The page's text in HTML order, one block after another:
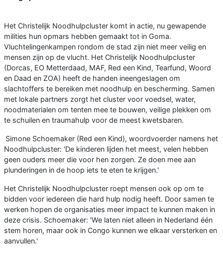
Het Christelijk Noodhulpcluster komt in actie, nu gewapende
milities hun opmars hebben gemaakt tot in Goma.
Vluchtelingenkampen rondom de stad zijn niet meer veilig en
mensen zijn op de vlucht. Het Christelijk Noodhulpcluster
(Dorcas, EO Metterdaad, MAF, Red een Kind, Tearfund, Woord
en Daad en ZOA) heeft de handen ineengeslagen om
slachtoffers te bereiken met noodhulp en bescherming. Samen
met lokale partners zorgt het cluster voor voedsel, water,
noodmaterialen om tenten mee te bouwen, veilige plekken om
te schuilen en traumahulp voor de meest kwetsbaren.
Simone Schoemaker (Red een Kind), woordvoerder namens het
Noodhulpcluster: 'De kinderen lijden het meest, velen hebben
geen ouders meer die voor hen zorgen. Ze doen mee aan
plunderingen in de hoop iets te eten te krijgen.'
Het Christelijk Noodhulpcluster roept mensen ook op om te
bidden voor iedereen die hard hulp nodig heeft. Door samen te
werken hopen de organisaties meer impact te kunnen maken in
deze crisis. Schoemaker: 'We laten niet alleen in Nederland één
stem horen, maar ook in Congo kunnen we elkaar versterken en
aanvullen.'